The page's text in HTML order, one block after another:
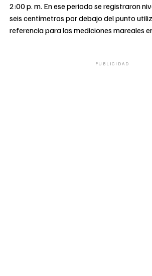
2:00 p. m. En ese periodo se registraron
seis centímetros por debajo del punto
referencia para las mediciones mareales
PUBLICIDAD